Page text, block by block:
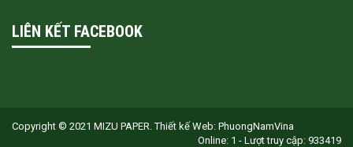
LIÊN KẾT FACEBOOK
Copyright © 2021 MIZU PAPER.Thiết kế Web: PhuongNamVina
Online: 1 - Lượt truy cập: 933419